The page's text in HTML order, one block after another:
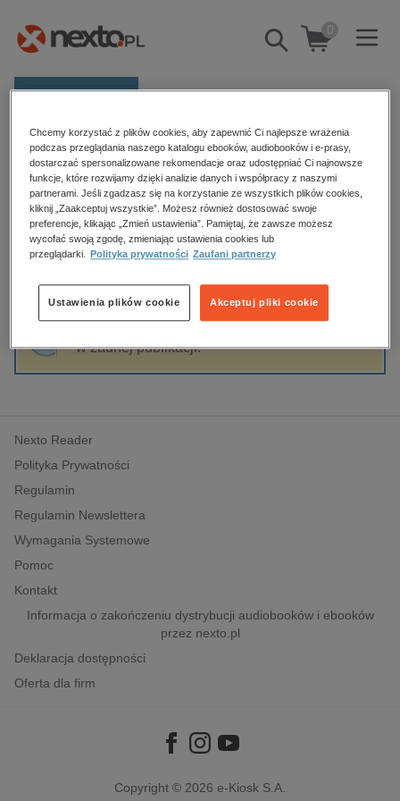
Pokaż/schowaj
wyszukiwarkę
0
E-prasa
Kategorie
Zobacz wszystkie E-prasa
budownictwo, aranżacja wnętrz
biznesowe, branżowe, gospodarka
edukacja
hobby, sport, rozrywka
komputery, internet, technologie, informatyka
polityka, społeczno-informacyjne
psychologiczne
inne
popularno-naukowe
historia
Strona główna Glen Matten
Glen Matten
Sortowanie Filtrowanie
w żadnej publikacji.
Nexto Reader
Polityka Prywatności
Regulamin
Regulamin Newslettera
Wymagania Systemowe
Pomoc
Kontakt
Informacja o zakończeniu dystrybucji audiobooków i ebooków
przez nexto.pl
Deklaracja dostępności
Oferta dla firm
Copyright © 2026 e-Kiosk S.A.
Chcemy korzystać z plików cookies, aby zapewnić Ci najlepsze wrażenia
podczas przeglądania naszego katalogu ebooków, audiobooków i e-prasy,
dostarczać spersonalizowane rekomendacje oraz udostępniać Ci najnowsze
funkcje, które rozwijamy dzięki analizie danych i współpracy z naszymi
partnerami. Jeśli zgadzasz się na korzystanie ze wszystkich plików cookies,
kliknij „Zaakceptuj wszystkie”. Możesz również dostosować swoje
preferencje, klikając „Zmień ustawienia”. Pamiętaj, że zawsze możesz
wycofać swoją zgodę, zmieniając ustawienia cookies lub
przeglądarki.
Polityka prywatności Zaufani partnerzy
Akceptuj pliki cookie
Ustawienia plików cookie